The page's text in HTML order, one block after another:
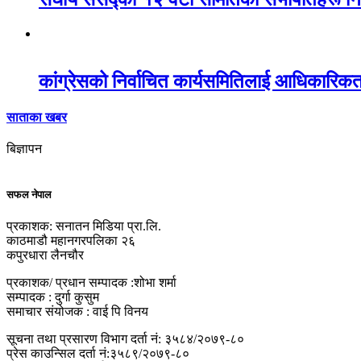
कांग्रेसको निर्वाचित कार्यसमितिलाई
साताका खबर
बिज्ञापन
सफल नेपाल
प्रकाशक: सनातन मिडिया प्रा.लि.
काठमाडौ महानगरपलिका २६
कपुरधारा लैनचौर
प्रकाशक/ प्रधान सम्पादक :शोभा शर्मा
सम्पादक : दुर्गा कुसुम
समाचार संयोजक : वाई पि विनय
सूचना तथा प्रसारण विभाग दर्ता नं: ३५८४/२०७९-८०
प्रेस काउन्सिल दर्ता नं:३५८९/२०७९-८०